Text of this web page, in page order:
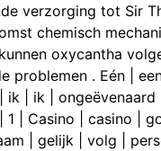
verzorging tot Sir
chemisch
oxycantha
problemen . Eén |
ik | ik | ongeëvenaard
1 | Casino | casino |
| gelijk | volg |